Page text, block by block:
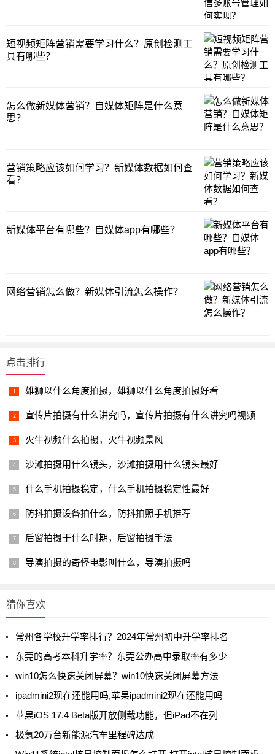
短视频矩阵营销需要学习什么？原创检测工
具有哪些？
怎么做新媒体营销？自媒体矩阵是什么意
思？
营销策略应该如何学习？新媒体数据如何查
看？
新媒体平台有哪些？自媒体app有哪些？
网络营销怎么做？新媒体引流怎么操作？
点击排行
雄狮以什么角度拍摄，雄狮以什么角度拍摄好看
宣传片拍摄有什么讲究吗，宣传片拍摄有什么讲究吗视频
火牛视频什么拍摄，火牛视频景风
沙滩拍摄用什么镜头，沙滩拍摄用什么镜头最好
什么手机拍摄稳定，什么手机拍摄稳定性最好
防抖拍摄设备拍什么，防抖拍照手机推荐
后窗拍摄于什么时期，后窗拍摄手法
导演拍摄的奇怪电影叫什么，导演拍摄吗
猜你喜欢
常州各学校升学率排行？2024年常州初中升学率排名
东莞的高考本科升学率？东莞公办高中录取率有多少
win10怎么快速关闭屏幕？win10快速关闭屏幕方法
ipadmini2现在还能用吗,苹果ipadmini2现在还能用吗
苹果iOS 17.4 Beta版开放侧载功能，但iPad不在列
极氪20万台新能源汽车里程碑达成